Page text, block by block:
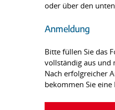
oder über den
Anmeldung
Bitte füllen Sie das
vollständig aus und
Nach erfolgreicher
bekommen Sie